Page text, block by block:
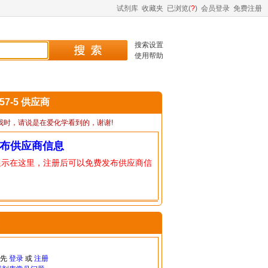
试剂库 收藏夹 已浏览(?) 会员登录 免费注册
搜索设置
使用帮助
5 供应商
时，请说是在爱化学看到的，谢谢!
供应商信息
在这里，注册后可以免费发布供应商信
登录或 注册